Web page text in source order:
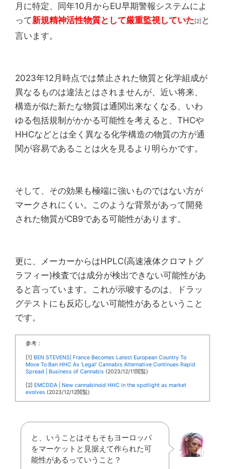
月に特定、同年10月からEU早期警報システムによ
って新規精神活性物質として厳重監視していた[2] と
言います。
2023年12月時点では禁止された物質と化学組成が
異なるものは違法とはされませんが、近い将来、
構造が似た新たな物質は通関出来なくなる、いわ
ゆる包括規制がかかる可能性を考えると、THCや
HHCなどとは全く異なる化学構造の物質の方が通
関が容易であることは火を見るより明らかです。
そして、その効果も極端に強いものではない方が
マークされにくい。このような背景があって開発
された物質がCB9である可能性があります。
更に、メーカーからはHPLC(高速液体クロマトグ
ラフィー)検査では成分が検出できない可能性があ
ると言っています。これが示唆するのは、ドラッ
グテストにも反応しない可能性があるということ
です。
参考：
[1] BEN STEVENS| France Becomes Latest European Country To
Move To Ban HHC As ‘Legal’ Cannabis Alternative Continues Rapid
Spread | Business of Cannabis (2023/12/11閲覧)
[2] EMCDDA | New cannabinoid HHC in the spotlight as market
evolves (2023/12/12閲覧)
と、いうことはそもそもヨーロッパ
をマーケットと見据えて作られた可
能性があるっていうこと？